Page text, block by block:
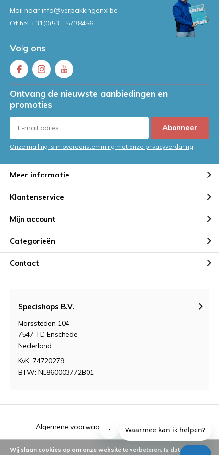
Mail naar info@verpakkingenxl.be
Of bel +31(0)53 - 5738456
Volg ons
Ontvang de nieuwste aanbiedingen en
promoties
Abonneer
Onze mailing is in overeenstemming met onze privacyverklaring
Meer informatie
Klantenservice
Mijn account
Categorieën
Contact
Specishops B.V.
Marssteden 104
7547 TD Enschede
Nederland
KvK: 74720279
BTW: NL860003772B01
Algemene voorwaarden RSS-feed Sitemap
Wij slaan cookies op om onze website te verbeteren. Is dat akkoord?